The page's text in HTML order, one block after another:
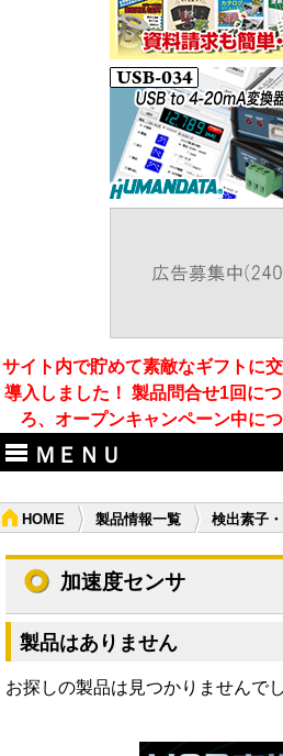
サイト内で貯めて素敵なギフトに
導入しました！ 製品問合せ1回に
ろ、オープンキャンペーン中に
ＭＥＮＵ
HOME 製品情報一覧 検出素子
加速度センサ
製品はありません
お探しの製品は見つかりませんでし